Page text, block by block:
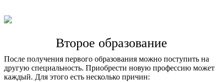
Второе образование
После получения первого образования можно поступить на
другую специальность. Приобрести новую профессию может
каждый. Для этого есть несколько причин: